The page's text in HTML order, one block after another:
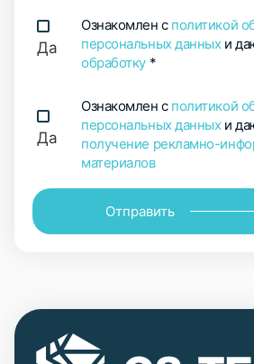
Да
Ознакомлен с политикой
персональных данныхи
обработку*
Да
Ознакомлен с политикой
персональных данныхи
получение рекламно-
материалов
Отправить